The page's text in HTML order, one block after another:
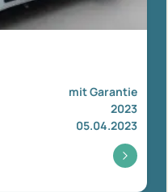
mit Garantie
2023
05.04.2023